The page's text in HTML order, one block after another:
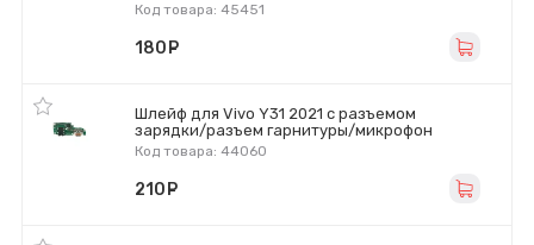
Код товара: 45451
180
Шлейф для Vivo Y31 2021 с разъемом
зарядки/разъем гарнитуры/микрофон
Код товара: 44060
210